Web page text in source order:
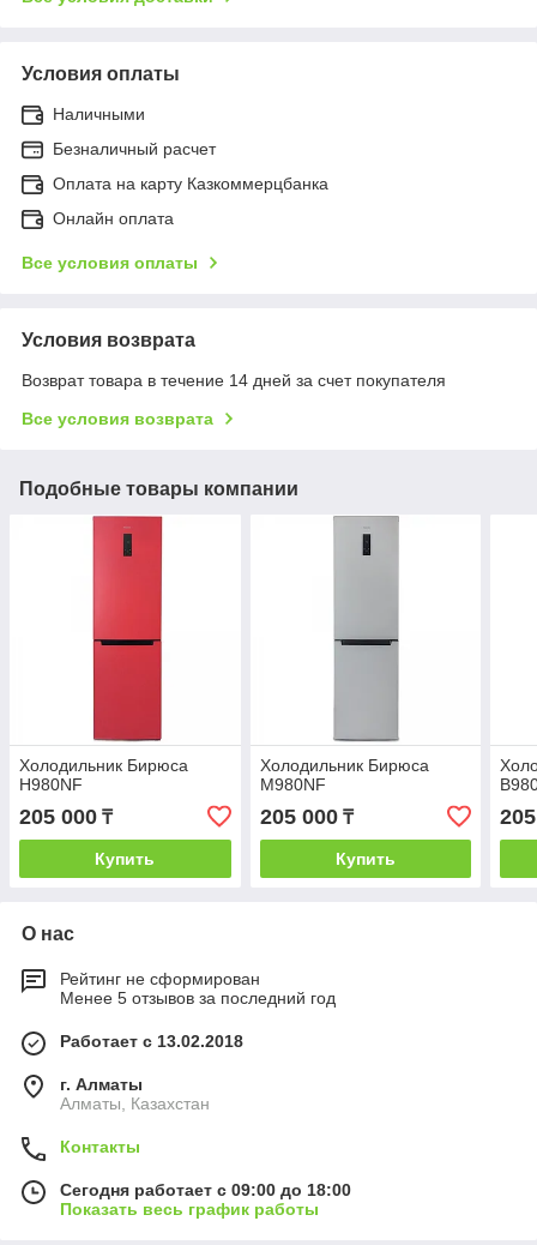
Условия оплаты
Наличными
Безналичный расчет
Оплата на карту Казкоммерцбанка
Онлайн оплата
Все условия оплаты
Условия возврата
Возврат товара в течение 14 дней за счет покупателя
Все условия возврата
Подобные товары компании
Холодильник Бирюса
H980NF
205 000 ₸
Купить
Холодильник Бирюса
M980NF
205 000₸
Купить
О нас
Рейтинг не сформирован
Менее 5 отзывов за последний год
Работает с 13.02.2018
г. Алматы
Алматы, Казахстан
Контакты
Сегодня работает с 09:00 до 18:00
Показать весь график работы